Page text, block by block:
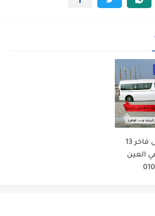
استئجار ميكروباص فاخر 13
العين